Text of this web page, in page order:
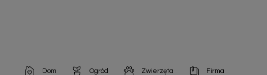
Dom Ogród Zwierzęta Firma